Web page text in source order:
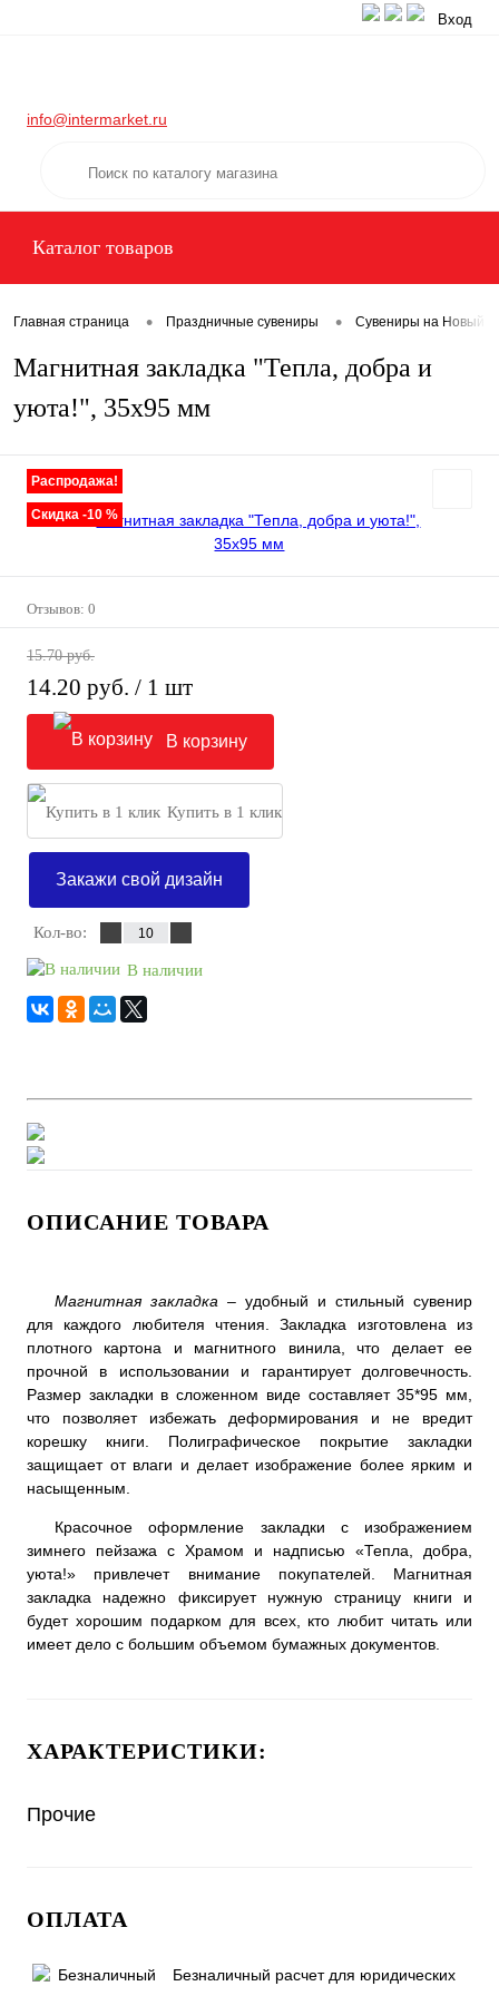
Вход
info@intermarket.ru
Каталог товаров
Главная страница • Праздничные сувениры • Сувениры на Новый
Магнитная закладка "Тепла, добра и
уюта!", 35х95 мм
Распродажа!
Скидка -10 %
Отзывов: 0
15.70 руб.
14.20 руб. / 1 шт
В корзину
Купить в 1 клик
Закажи свой дизайн
Кол-во:
В наличии
ОПИСАНИЕ ТОВАРА
Магнитная закладка – удобный и стильный сувенир
для каждого любителя чтения. Закладка изготовлена из
плотного картона и магнитного винила, что делает ее
прочной в использовании и гарантирует долговечность.
Размер закладки в сложенном виде составляет 35*95 мм,
что позволяет избежать деформирования и не вредит
корешку книги. Полиграфическое покрытие закладки
защищает от влаги и делает изображение более ярким и
насыщенным.
Красочное оформление закладки с изображением
зимнего пейзажа с Храмом и надписью «Тепла, добра,
уюта!» привлечет внимание покупателей. Магнитная
закладка надежно фиксирует нужную страницу книги и
будет хорошим подарком для всех, кто любит читать или
имеет дело с большим объемом бумажных документов.
ХАРАКТЕРИСТИКИ:
Прочие
ОПЛАТА
Безналичный расчет для юридических